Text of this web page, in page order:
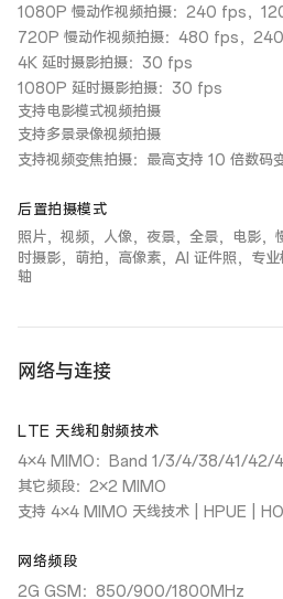
1080P 慢动作视频拍摄：240 fps，
720P 慢动作视频拍摄：480 fps，
4K 延时摄影拍摄：30 fps
1080P 延时摄影拍摄：30 fps
支持电影模式视频拍摄
支持多景录像视频拍摄
支持视频变焦拍摄：最高支持 10 倍数码
后置拍摄模式
照片，视频，人像，夜景，全景，电影，
时摄影，萌拍，高像素，AI 证件照，专
轴
网络与连接
LTE 天线和射频技术
4×4 MIMO：Band 1/3/4/38/41/42/
其它频段：2×2 MIMO
支持 4×4 MIMO 天线技术 | HPUE |
网络频段
2G GSM：850/900/1800MHz